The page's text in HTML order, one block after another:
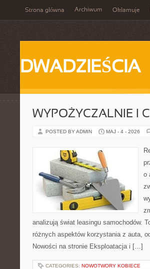
Strona główna Archiwum Okłamuje
DWADZIEŚCIA
WYPOŻYCZALNIE I
POSTED BY ADMIN MAJ - 4 - 2026
o
analizują świat leasingu samochodów.
różnych aspektów korzystania z auta,
Nowości na stronie Eksploatacja i […]
CATEGORIES: NOWOTWORY KOBIECE